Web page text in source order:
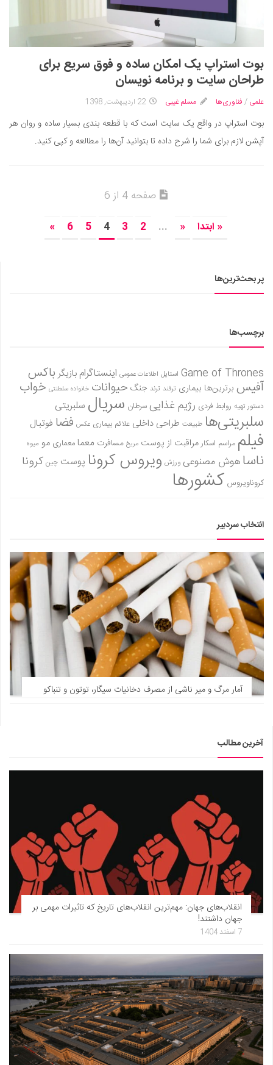
بوت استراپ یک امکان ساده و فوق سریع برای
طراحان سایت و برنامه نویسان
علمی / فناوری‌ها مسلم غیبی 22 اردیبهشت, 1398
بوت استراپ در واقع یک سایت است که با قطعه بندی بسیار ساده و روان هر
آپشن لازم برای شما را شرح داده تا بتوانید آن‌ها را مطالعه و کپی کنید.
صفحه 4 از 6
« ابتدا «
...
2
3
4
5
6
»
پر بحث‌ترین‌ها
برچسب‌ها
Game of Thrones استایل اطلاعات عمومی اینستاگرام بازیگر باکس
آفیس برترین‌ها بیماری ترفند ترند جنگ حیوانات خانواده سلطنتی خواب
دستور تهیه روابط فردی رژیم غذاییسرطان سریال سلبریتی
سلبریتی‌ها طبیعت طراحی داخلی علائم بیماری عکس فضا فوتبال
فیلم مراسم اسکارمراقبت از پوست مریخ مسافرت معمامعماری مو میوه
ناساهوش مصنوعی ورزش ویروس کرونا پوست چین کرونا
کروناویروس کشورها
انتخاب سردبیر
آمار مرگ و میر ناشی از مصرف دخانیات سیگار، توتون و تنباکو
آخرین مطالب
انقلاب‌های جهان: مهم‌ترین انقلاب‌های تاریخ که تاثیرات مهمی بر
جهان داشتند!
7 اسفند 1404